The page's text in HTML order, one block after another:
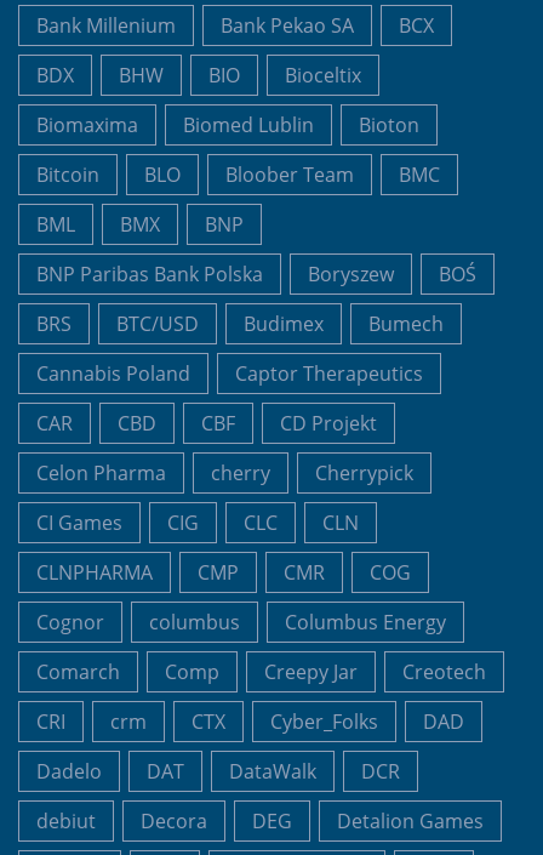
Bank Millenium Bank Pekao SA
BCX
BDX
BHW BIO
Bioceltix
Biomaxima
Biomed Lublin
Bioton
Bitcoin
BLO Bloober Team
BMC
BML
BMX
BNP
BNP Paribas Bank Polska
Boryszew
BOŚ
BRS
BTC/USD Budimex
Bumech
Cannabis Poland
Captor Therapeutics
CAR
CBD CBF
CD Projekt
Celon Pharma
cherry
Cherrypick
CI Games
CIG CLC
CLN
CLNPHARMA
CMP CMR
COG
Cognor
columbus
Columbus Energy
Comarch
Comp Creepy Jar
Creotech
CRI
crm CTX Cyber_Folks
DAD
Dadelo
DAT DataWalk
DCR
debiut
Decora DEG
Detalion Games